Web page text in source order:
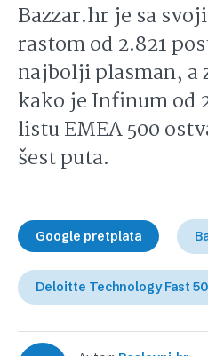
Bazzar.hr je sa
rastom od 2.821
najbolji plasman,
kako je Infinum od
listu EMEA 500
šest puta.
Google pretplata
Deloitte Technology Fast